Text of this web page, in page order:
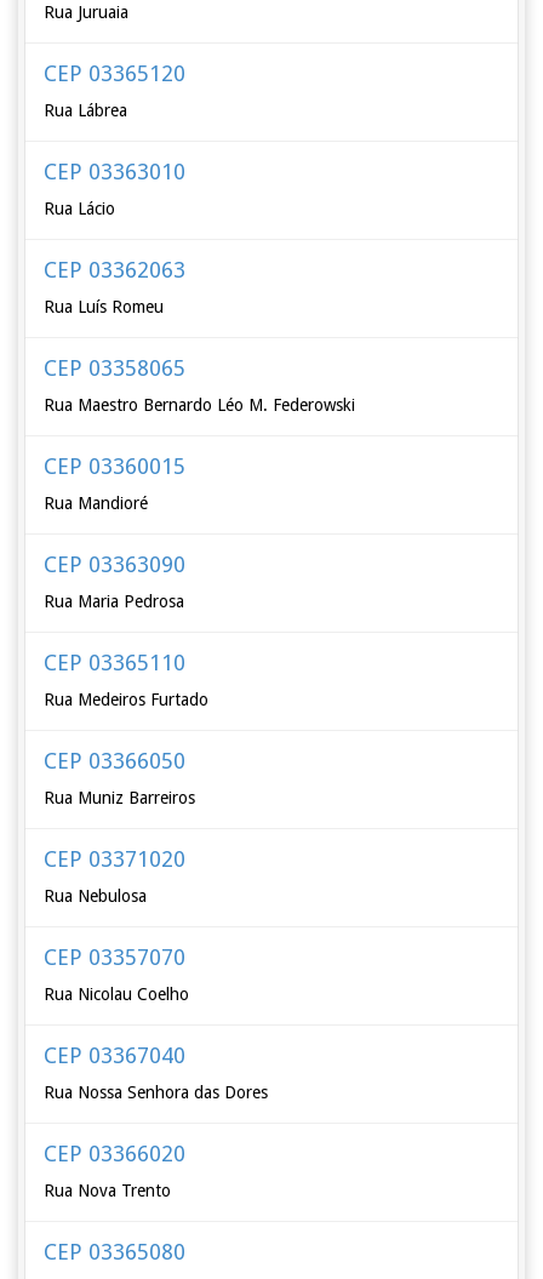
Rua Juruaia
CEP 03365120
Rua Lábrea
CEP 03363010
Rua Lácio
CEP 03362063
Rua Luís Romeu
CEP 03358065
Rua Maestro Bernardo Léo M. Federowski
CEP 03360015
Rua Mandioré
CEP 03363090
Rua Maria Pedrosa
CEP 03365110
Rua Medeiros Furtado
CEP 03366050
Rua Muniz Barreiros
CEP 03371020
Rua Nebulosa
CEP 03357070
Rua Nicolau Coelho
CEP 03367040
Rua Nossa Senhora das Dores
CEP 03366020
Rua Nova Trento
CEP 03365080